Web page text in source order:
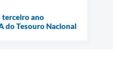
terceiro ano
do Tesouro Nacional